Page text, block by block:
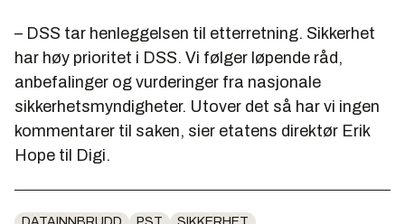
– DSS tar henleggelsen til etterretning. Sikkerhet
har høy prioritet i DSS. Vi følger løpende råd,
anbefalinger og vurderinger fra nasjonale
sikkerhetsmyndigheter. Utover det så har vi ingen
kommentarer til saken, sier etatens direktør Erik
Hope til Digi.